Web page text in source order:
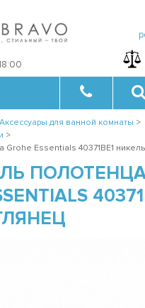
Аксессуары для ванной комнаты >
>
Essentials 40371BE1